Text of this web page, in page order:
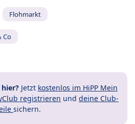
Flohmarkt
Co
hier? Jetzt kostenlos im HiPP Mein
registrieren und deine Club-
sichern.